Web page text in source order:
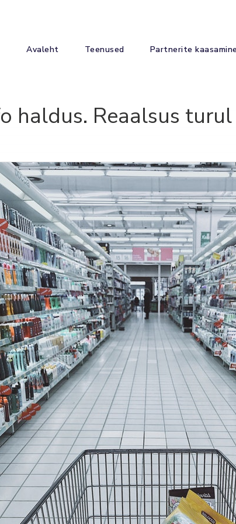
Avaleht Teenused Partnerite kaasamine
haldus. Reaalsus